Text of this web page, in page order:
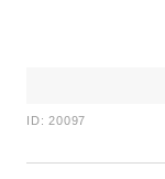
ID: 20097